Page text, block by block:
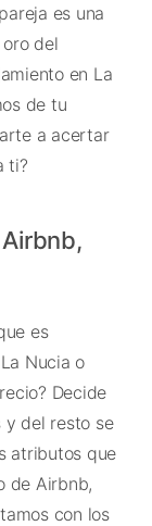
es una
del
en La
de tu
a acertar
ti?
es
Nucia o
Decide
y del resto se
atributos que
de Airbnb,
con los